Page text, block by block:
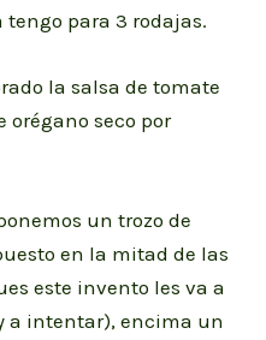
para 3 rodajas.
la salsa de tomate
orégano seco por
un trozo de
en la mitad de las
este invento les va a
a intentar), encima un